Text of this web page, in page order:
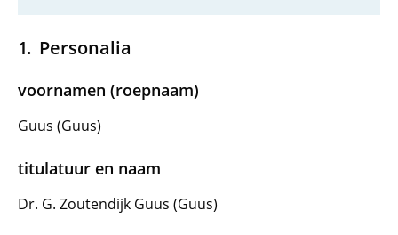
Personalia
voornamen (roepnaam)
Guus (Guus)
titulatuur en naam
Dr. G. Zoutendijk Guus (Guus)